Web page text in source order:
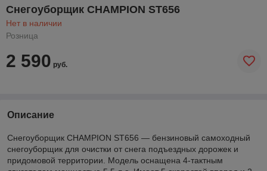
Снегоуборщик CHAMPION ST656
Нет в наличии
Розница
2 590 руб.
Описание
Снегоуборщик CHAMPION ST656 — бензиновый самоходный
снегоуборщик для очистки от снега подъездных дорожек и
придомовой территории. Модель оснащена 4-тактным